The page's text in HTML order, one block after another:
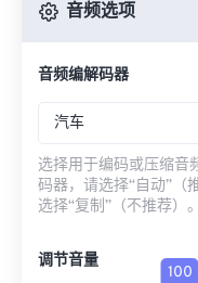
音频选项
音频编解码器
汽车
选择用于编码或压缩音
码器，请选择“自动”（
选择“复制”（不推荐）。
调节音量
100